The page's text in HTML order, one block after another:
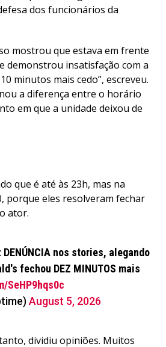
dos funcionários da
mostrou que estava em frente
demonstrou insatisfação com a
minutos mais cedo”, escreveu.
a diferença entre o horário
em que a unidade deixou de
que é até às 23h, mas na
porque eles resolveram fechar
ator.
nos stories, alegando
fechou DEZ MINUTOS mais
SeHP9hqs0c
August 5, 2026
dividiu opiniões. Muitos